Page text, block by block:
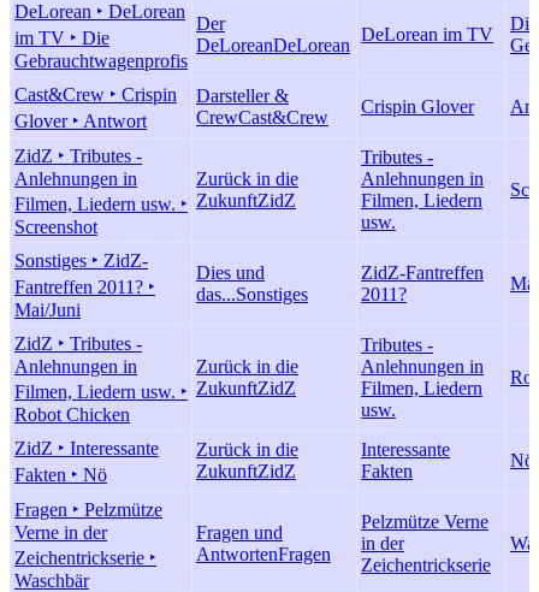
DeLorean ‣ DeLorean
im TV ‣ Die
Gebrauchtwagenprofis
Der
DeLoreanDeLorean
DeLorean im TV
Die
Cast&Crew ‣ Crispin
Glover ‣ Antwort
Darsteller &
CrewCast&Crew
Crispin Glover
ZidZ ‣ Tributes -
Anlehnungen in
Filmen, Liedern usw. ‣
Screenshot
Zurück in die
ZukunftZidZ
Tributes -
Anlehnungen in
Filmen, Liedern
usw.
Sonstiges ‣ ZidZ-
Fantreffen 2011? ‣
Mai/Juni
Dies und
das...Sonstiges
ZidZ-Fantreffen
2011?
ZidZ ‣ Tributes -
Anlehnungen in
Filmen, Liedern usw. ‣
Robot Chicken
Zurück in die
ZukunftZidZ
Tributes -
Anlehnungen in
Filmen, Liedern
usw.
ZidZ ‣ Interessante
Fakten ‣ Nö
Zurück in die
ZukunftZidZ
Interessante
Fakten
Nö
Fragen ‣ Pelzmütze
Verne in der
Zeichentrickserie ‣
Waschbär
Fragen und
AntwortenFragen
Pelzmütze Verne
in der
Zeichentrickserie